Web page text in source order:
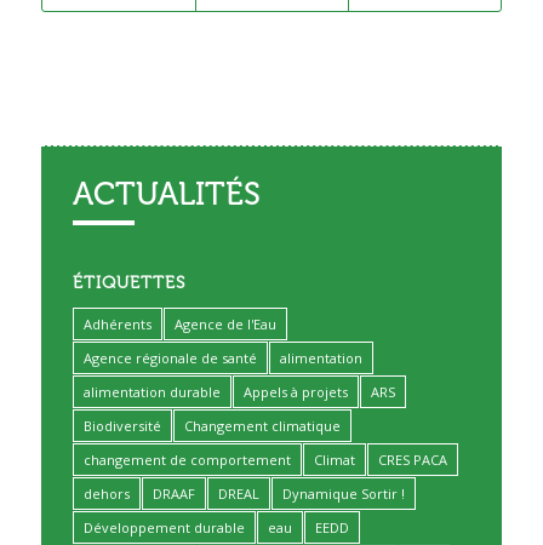
ACTUALITÉS
ÉTIQUETTES
Adhérents
Agence de l'Eau
Agence régionale de santé
alimentation
alimentation durable
Appels à projets
ARS
Biodiversité
Changement climatique
changement de comportement
Climat
CRES PACA
dehors
DRAAF DREAL
Dynamique Sortir !
Développement durable
eau
EEDD